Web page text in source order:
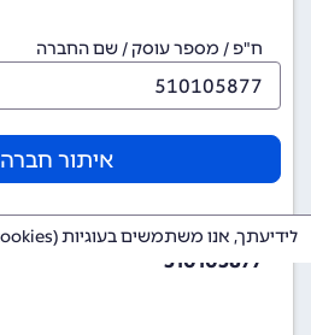
ח"פ / מספר עוסק / שם החברה
איתור חברה
510105877
לידיעתך, אנו משתמשים בעוגיות (cookies) באתר זה.